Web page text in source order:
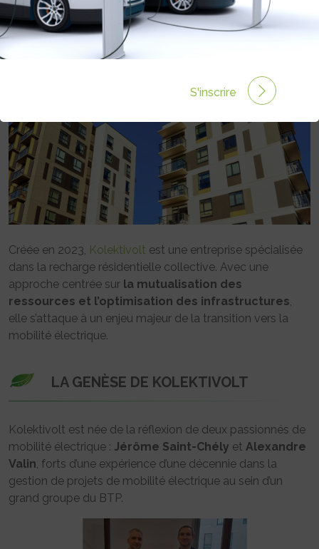
Rédigé par Julie PUGLISI le 11 Déc 2024 à 14:00
commentaires
Créée en 2023, Kolektivolt est une entreprise spécialisée
dans la recharge résidentielle collective. Avec une
approche centrée sur la mutualisation des
ressources et l’optimisation des infrastructures,
elle s’attaque à un enjeu majeur de la transition vers la
mobilité électrique.
LA GENÈSE DE KOLEKTIVOLT
Kolektivolt est née de la réflexion de deux passionnés de
mobilité électrique : Jérôme Saint-Chély et Alexandre
Valin, forts d’une expérience d’une décennie dans la
gestion de projets de mobilité électrique au sein d’un
grand groupe du BTP.
S'inscrire